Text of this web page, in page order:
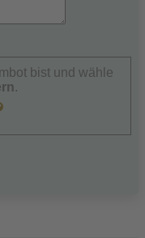
bist und wähle
.